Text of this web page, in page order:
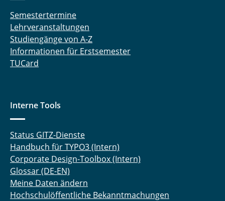
Semestertermine
Lehrveranstaltungen
Studiengänge von A-Z
Informationen für Erstsemester
TUCard
Interne Tools
Status GITZ-Dienste
Handbuch für TYPO3 (Intern)
Corporate Design-Toolbox (Intern)
Glossar (DE-EN)
Meine Daten ändern
Hochschulöffentliche Bekanntmachungen